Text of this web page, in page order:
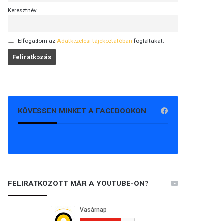
Keresztnév
Elfogadom az Adatkezelési tájékoztatóban foglaltakat.
KÖVESSEN MINKET A FACEBOOKON
FELIRATKOZOTT MÁR A YOUTUBE-ON?